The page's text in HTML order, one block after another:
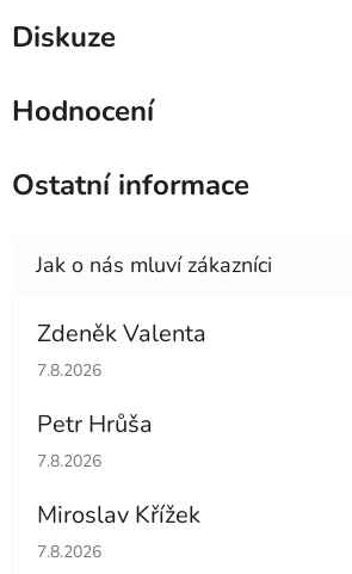
Diskuze
Hodnocení
Ostatní informace
Zdeněk Valenta
Hodnocení obchodu je 5 z 5 hvězdiček.
7.8.2026
Petr Hrůša
Hodnocení obchodu je 5 z 5 hvězdiček.
7.8.2026
Miroslav Křížek
Hodnocení obchodu je 5 z 5 hvězdiček.
7.8.2026